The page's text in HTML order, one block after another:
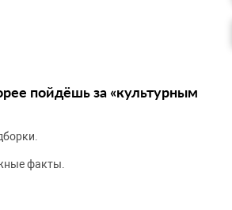
пойдёшь за «культурным
факты.